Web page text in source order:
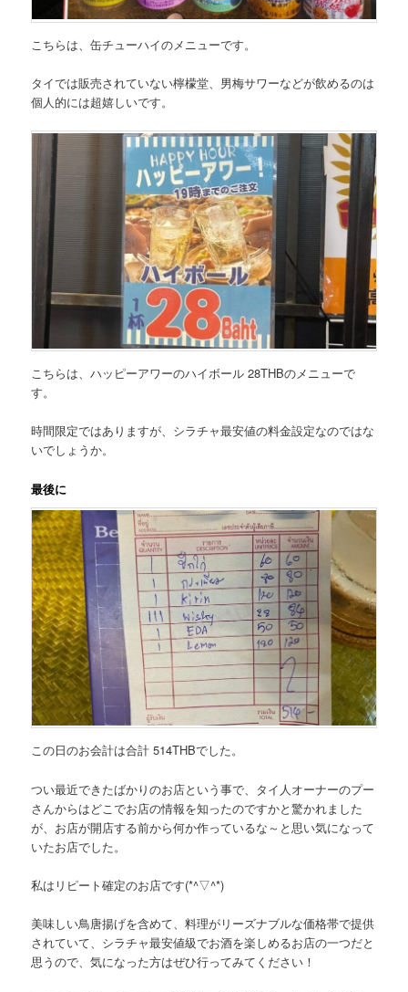
こちらは、缶チューハイのメニューです。
タイでは販売されていない檸檬堂、男梅サワーなどが飲めるのは
個人的には超嬉しいです。
こちらは、ハッピーアワーのハイボール 28THBのメニューで
す。
時間限定ではありますが、シラチャ最安値の料金設定なのではな
いでしょうか。
最後に
この日のお会計は合計 514THBでした。
つい最近できたばかりのお店という事で、タイ人オーナーのプー
さんからはどこでお店の情報を知ったのですかと驚かれました
が、お店が開店する前から何か作っているな～と思い気になって
いたお店でした。
私は リピート確定のお店です(*^▽^*)
美味しい鳥唐揚げを含めて、料理がリーズナブルな価格帯で提供
されていて、シラチャ最安値級でお酒を楽しめるお店の一つだと
思うので、気になった方はぜひ行ってみてください！